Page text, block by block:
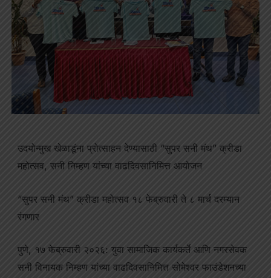
उदयोन्मुख खेळाडूंना प्रोत्साहन देण्यासाठी “सुपर सनी मंथ” क्रीडा
महोत्सव, सनी निम्हण यांच्या वाढदिवसानिमित्त आयोजन
“सुपर सनी मंथ” क्रीडा महोत्सव १८ फेब्रुवारी ते ८ मार्च दरम्यान
रंगणार
पुणे, १७ फेब्रुवारी २०२६: युवा सामाजिक कार्यकर्ते आणि नगरसेवक
सनी विनायक निम्हण यांच्या वाढदिवसानिमित्त सोमेश्वर फाउंडेशनच्या